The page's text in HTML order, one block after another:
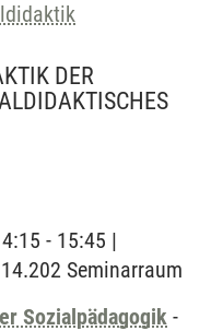
DER
- 15:45 |
Seminarraum
Sozialpädagogik -